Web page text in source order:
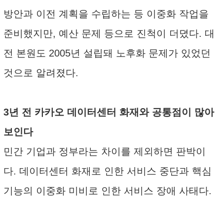
방안과 이전 계획을 수립하는 등 이중화 작업을
준비했지만, 예산 문제 등으로 진척이 더뎠다. 대
전 본원도 2005년 설립돼 노후화 문제가 있었던
것으로 알려졌다.
3년 전 카카오 데이터센터 화재와 공통점이 많아
보인다
민간 기업과 정부라는 차이를 제외하면 판박이
다. 데이터센터 화재로 인한 서비스 중단과 핵심
기능의 이중화 미비로 인한 서비스 장애 사태다.